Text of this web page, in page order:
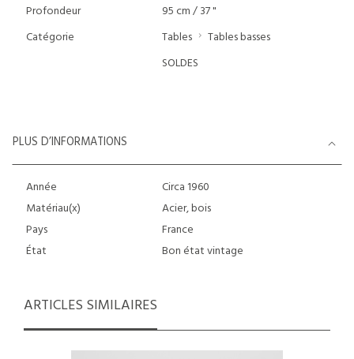
Profondeur
95 cm / 37 "
Catégorie
Tables
Tables basses
SOLDES
PLUS D’INFORMATIONS
Année
Circa 1960
Matériau(x)
Acier, bois
Pays
France
État
Bon état vintage
ARTICLES SIMILAIRES